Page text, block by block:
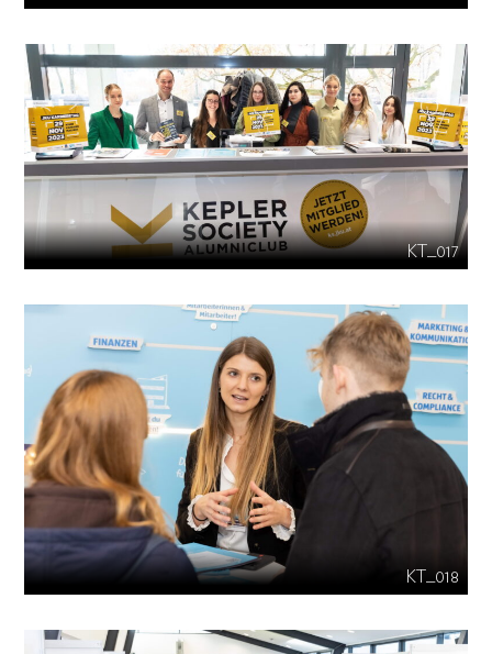
KT_017
KT_018